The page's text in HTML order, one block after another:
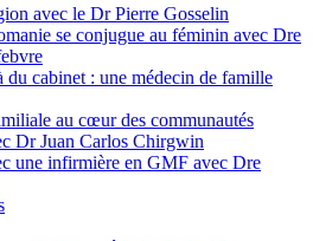
avec le Dr Pierre Gosselin
se conjugue au féminin avec Dre
du cabinet : une médecin de famille
au cœur des communautés
Dr Juan Carlos Chirgwin
une infirmière en GMF avec Dre